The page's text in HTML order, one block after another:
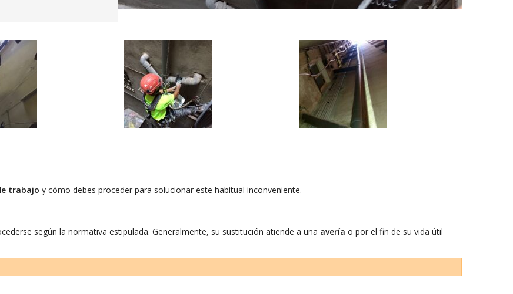
trabajo y cómo debes proceder para solucionar este habitual inconveniente.
según la normativa estipulada. Generalmente, su sustitución atiende a una avería o por el fin de su vida útil